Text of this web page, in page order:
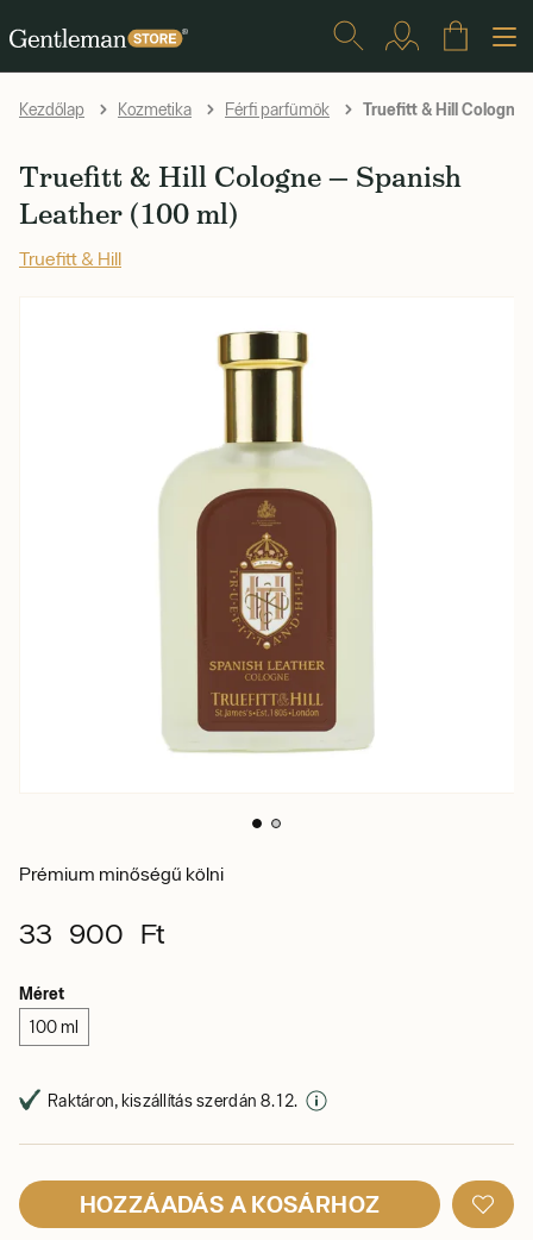
Kezdőlap Kozmetika Férfi parfümök Truefitt & Hill Cologne
Truefitt & Hill Cologne — Spanish
Leather (100 ml)
Truefitt & Hill
Prémium minőségű kölni
33 900 Ft
Méret
100 ml
Raktáron, kiszállítás szerdán 8. 12.
HOZZÁADÁS A KOSÁRHOZ